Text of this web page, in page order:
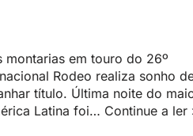
montarias em touro do 26º
Rodeo realiza sonho
título. Última noite do
Latina foi… Continue a ler